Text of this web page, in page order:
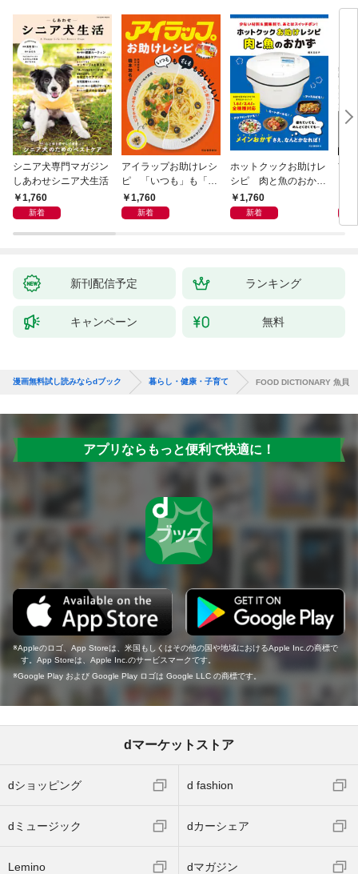
シニア犬専門マガジン
しあわせシニア犬生活
1,760
新着
アイラップお助けレシ
ピ 「いつも」も「も
しも」もおいしい！
1,760
新着
ホットクックお助けレ
シピ 肉と魚のおか
ず 少ない材料＆調味
料で、あとはスイッチ
1,760
新着
首
リ
昇
新刊配信予定 ランキング
キャンペーン 無料
漫画無料試し読みならdブック 暮らし・健康・子育て FOOD DICTIONARY 魚貝
アプリならもっと便利で快適に！
Appleのロゴ、App Storeは、米国もしくはその他の国や地域におけるApple Inc.の商標で
す。App Storeは、Apple Inc.のサービスマークです。
Google Play および Google Play ロゴは Google LLC の商標です。
dマーケットストア
dショッピング d fashion
dミュージック dカーシェア
Lemino dマガジン